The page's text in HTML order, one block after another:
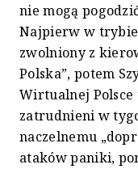
nie mogą
Najpierw w trybie
zwolniony z
Polska”, potem
Wirtualnej
zatrudnieni w
naczelnemu
ataków paniki,